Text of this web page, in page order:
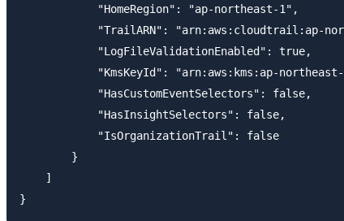
            "HomeRegion": "ap-northeast-1",
"TrailARN": "arn:aws:cloudtrail:ap-
            "LogFileValidationEnabled": true,
"KmsKeyId": "arn:aws:kms:ap-
            "HasCustomEventSelectors": false,
            "HasInsightSelectors": false,
            "IsOrganizationTrail": false
        }
    ]